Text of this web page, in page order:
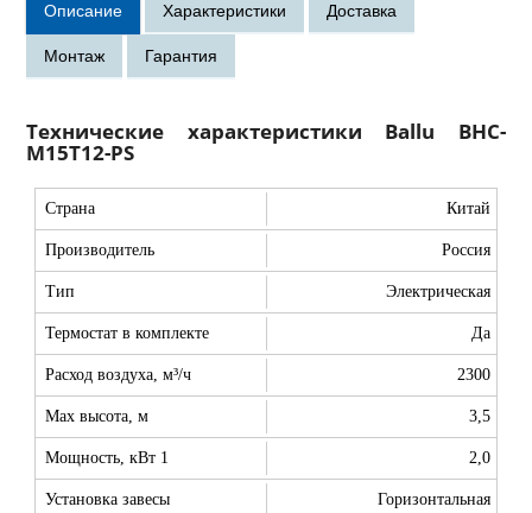
Технические характеристики Ballu BHC-
M15T12-PS
Страна Китай
Производитель Россия
Тип Электрическая
Термостат в комплекте Да
Расход воздуха, м³/ч 2300
Max высота, м 3,5
Мощность, кВт 1 2,0
Установка завесы Горизонтальная